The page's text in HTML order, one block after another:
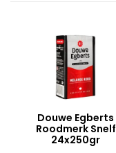
Douwe Egberts
Roodmerk Snelf
24x250gr